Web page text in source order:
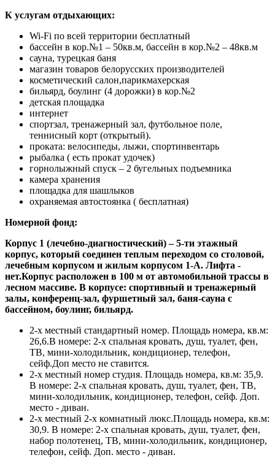
К услугам отдыхающих:
Wi-Fi по всей территории бесплатный
бассейн в кор.№1 – 50кв.м, бассейн в кор.№2 – 48кв.м
сауна, турецкая баня
магазин товаров белорусских производителей
косметический салон,парикмахерская
бильярд, боулинг (4 дорожки) в кор.№2
детская площадка
интернет
спортзал, тренажерный зал, футбольное поле,
теннисный корт (открытый).
проката: велосипеды, лыжи, спортинвентарь
рыбалка ( есть прокат удочек)
горнолыжный спуск – 2 бугельных подъемника
камера хранения
площадка для шашлыков
охраняемая автостоянка ( бесплатная)
Номерной фонд:
Корпус 1 (лечебно-диагностический) – 5-ти этажный
корпус, который соединен теплым переходом со столовой,
лечебным корпусом и жилым корпусом 1-А. Лифта -
нет.Корпус расположен в 100 м от автомобильной трассы в
лесном массиве. В корпусе: спортивный и тренажерный
залы, конференц-зал, фуршетный зал, баня-сауна с
бассейном, боулинг, бильярд.
2-х местный стандартный номер. Площадь номера, кв.м:
26,6.В номере: 2-х спальная кровать, душ, туалет, фен,
ТВ, мини-холодильник, кондиционер, телефон,
сейф.Доп место не ставится.
2-х местный номер студия. Площадь номера, кв.м: 35,9.
В номере: 2-х спальная кровать, душ, туалет, фен, ТВ,
мини-холодильник, кондиционер, телефон, сейф. Доп.
место - диван.
2-х местный 2-х комнатный люкс.Площадь номера, кв.м:
30,9. В номере: 2-х спальная кровать, душ, туалет, фен,
набор полотенец, ТВ, мини-холодильник, кондиционер,
телефон, сейф. Доп. место - диван.